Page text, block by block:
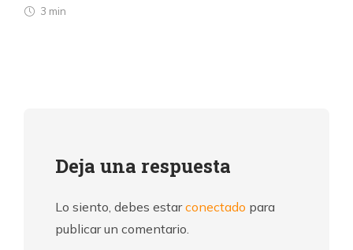
3 min
Deja una respuesta
Lo siento, debes estarconectado para
publicar un comentario.